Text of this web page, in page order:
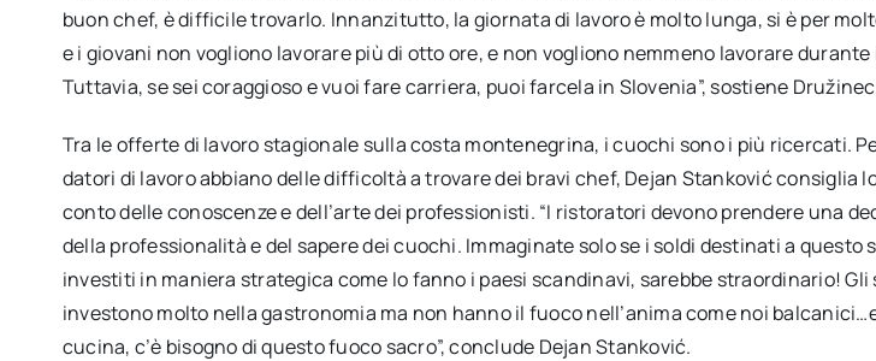
buon chef, è difficile trovarlo. Innanzitutto, la giornata di lavoro è molto lunga, si è per
e i giovani non vogliono lavorare più di otto ore, e non vogliono nemmeno lavorare
Tuttavia, se sei coraggioso e vuoi fare carriera, puoi farcela in Slovenia”, sostiene
Tra le offerte di lavoro stagionale sulla costa montenegrina, i cuochi sono i più ricercati.
datori di lavoro abbiano delle difficoltà a trovare dei bravi chef, Dejan Stanković consiglia
conto delle conoscenze e dell’arte dei professionisti. “I ristoratori devono prendere una
della professionalità e del sapere dei cuochi. Immaginate solo se i soldi destinati a questo
investiti in maniera strategica come lo fanno i paesi scandinavi, sarebbe straordinario! Gli
investono molto nella gastronomia ma non hanno il fuoco nell’anima come noi
cucina, c’è bisogno di questo fuoco sacro”, conclude Dejan Stanković.